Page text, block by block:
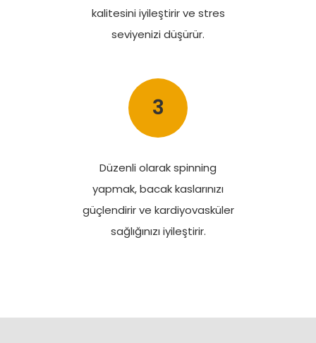
kalitesini iyileştirir ve stres
seviyenizi düşürür.
3
Düzenli olarak spinning
yapmak, bacak kaslarınızı
güçlendirir ve kardiyovasküler
sağlığınızı iyileştirir.